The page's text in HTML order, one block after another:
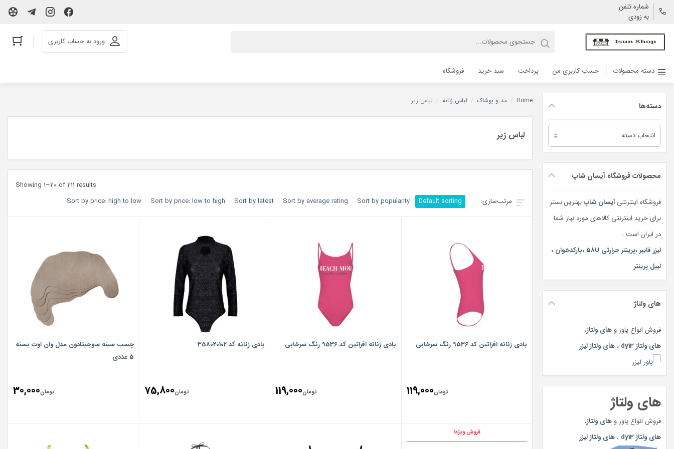
شماره تلفن
به زودی
ورود به حساب کاربری
دسته محصولات حساب کاربری من پرداخت سبد خرید فروشگاه
دسته‌ها
دسته‌ها
محصولات فروشگاه آیسان شاپ
فروشگاه اینترنتیآیسان شاپبهترین بستر
برای خرید اینترنتی کالاهای مورد نیاز شما
در ایران است .
لیزر فایبر،پرینتر حرارتی 58U ،بارکدخوان ،
لیبل پرینتر
های ولتاژ
فروش انواع پاور و های ولتاژ،
های ولتاژ dy13
، های ولتاژ لیزر
های ولتاژ
فروش انواع پاور و های ولتاژ،
های ولتاژ dy13
، های ولتاژ لیزر
Home
/ مد و پوشاک / لباس زنانه / لباس زیر
لباس زیر
Showing 1–20 of 211 results
Default sorting
Sort by popularity
Sort by average rating
Sort by latest
Sort by price: low to high
Sort by price: high to low
بادی زنانه افراتین کد 9536 رنگ سرخابی
تومان119,000
بادی زنانه افراتین کد 9536 رنگ سرخابی
تومان119,000
بادی زنانه کد 358020102
تومان75,800
چسب سینه سوجیتادون مدل وان اوت بسته
5 عددی
تومان30,000
فروش ویژه!